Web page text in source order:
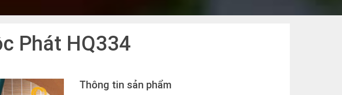
Phát HQ334
Thông tin sản phẩm